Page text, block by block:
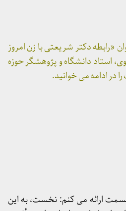
24 خرداد، نشستی با عنوان «رابطه دکتر شریعتی با زن امروز
استاد دانشگاه و پژوهشگر حوزه
در ادامه می خوانید.
ارائه می کنم: نخست، به این